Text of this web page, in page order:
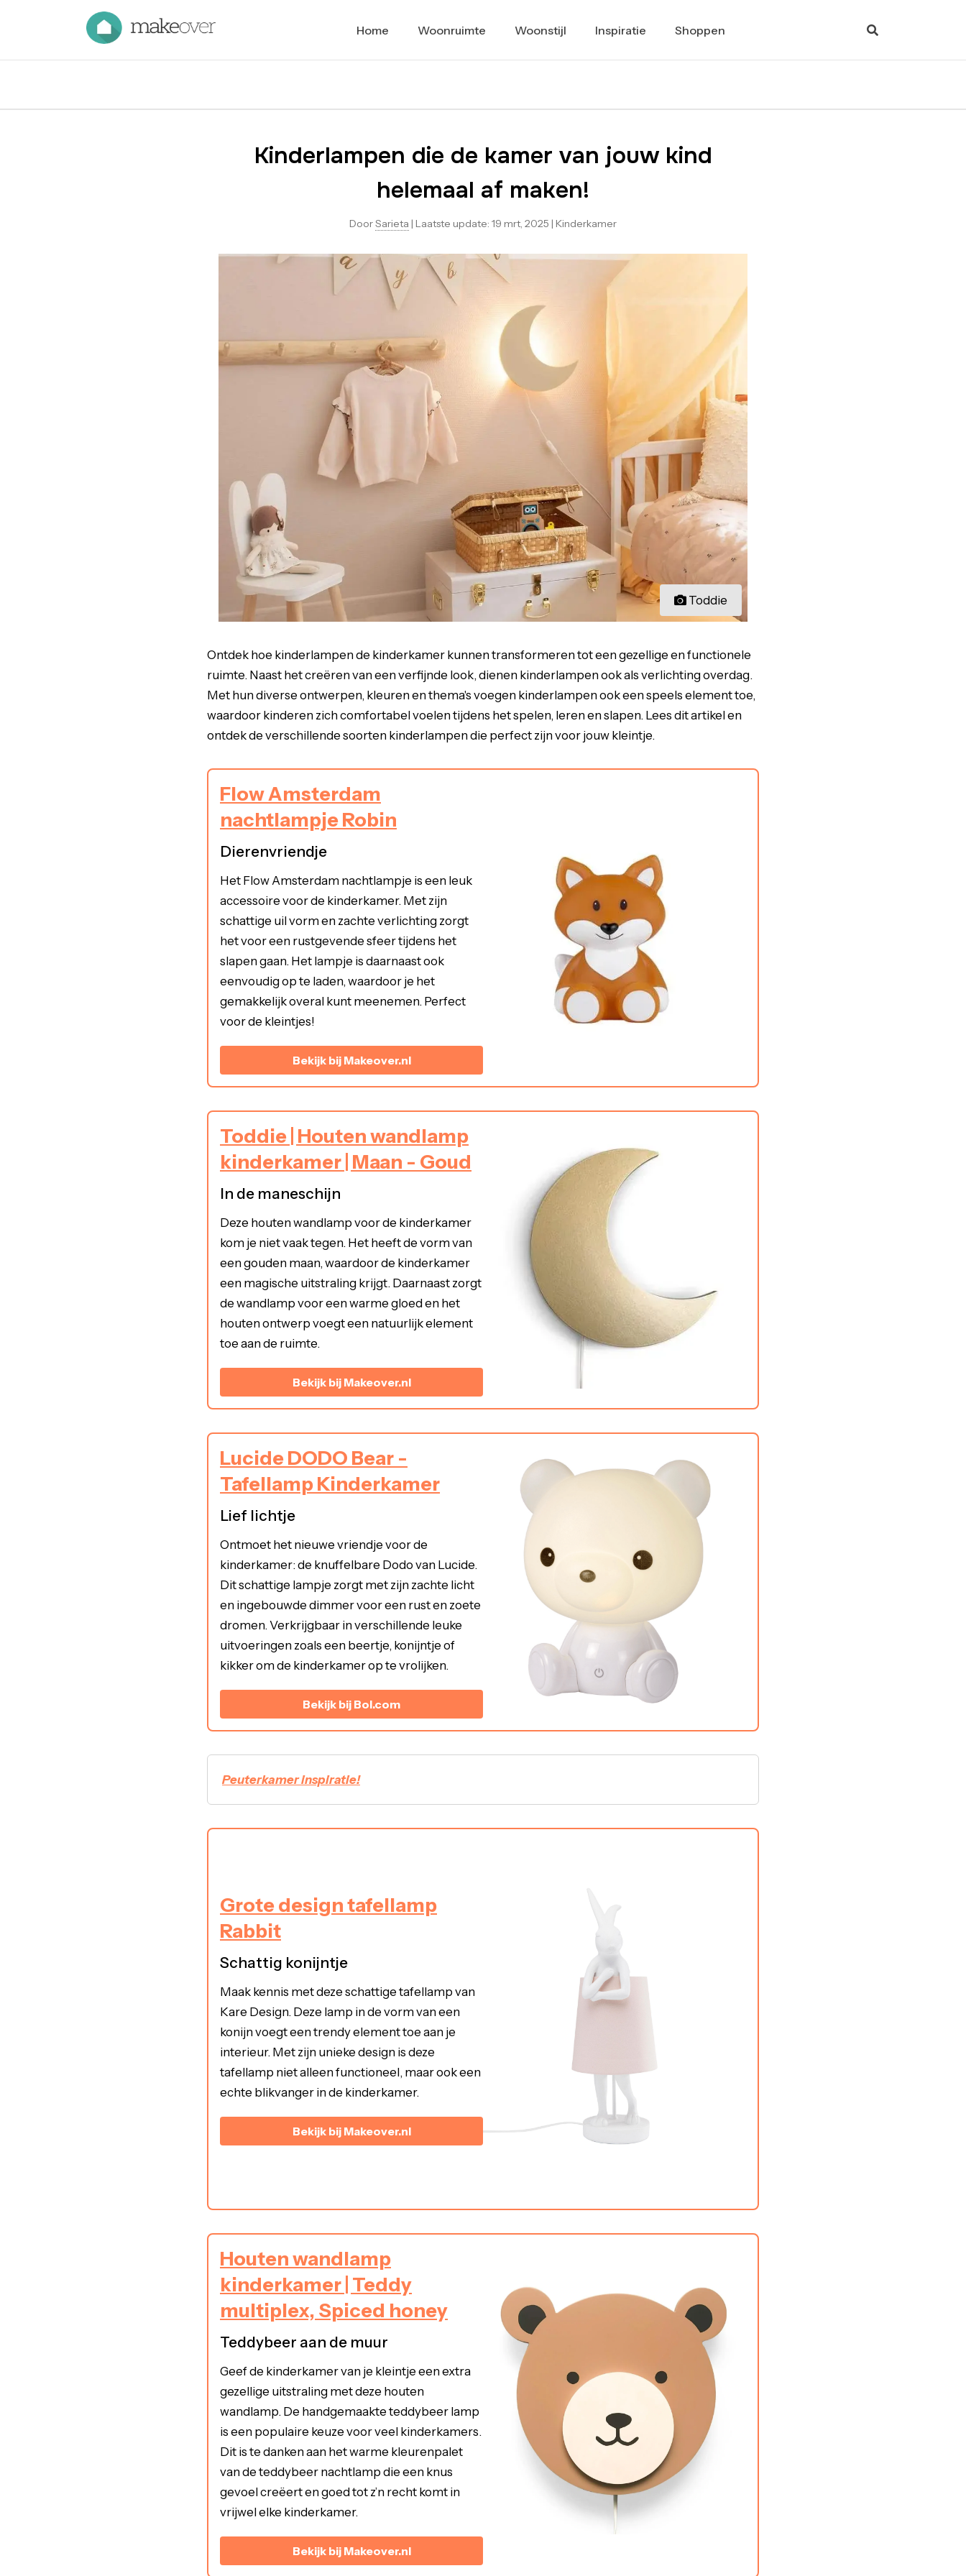
Home Woonruimte Woonstijl Inspiratie Shoppen
Kinderlampen die de kamer van jouw kind
helemaal af maken!
DoorSarieta | Laatste update: 19 mrt, 2025 | Kinderkamer
Toddie
Ontdek hoe kinderlampen de kinderkamer kunnen transformeren tot een gezellige en functionele
ruimte. Naast het creëren van een verfijnde look, dienen kinderlampen ook als verlichting overdag.
Met hun diverse ontwerpen, kleuren en thema's voegen kinderlampen ook een speels element toe,
waardoor kinderen zich comfortabel voelen tijdens het spelen, leren en slapen. Lees dit artikel en
ontdek de verschillende soorten kinderlampen die perfect zijn voor jouw kleintje.
Flow Amsterdam
nachtlampje Robin
Dierenvriendje
Het Flow Amsterdam nachtlampje is een leuk
accessoire voor de kinderkamer. Met zijn
schattige uil vorm en zachte verlichting zorgt
het voor een rustgevende sfeer tijdens het
slapen gaan. Het lampje is daarnaast ook
eenvoudig op te laden, waardoor je het
gemakkelijk overal kunt meenemen. Perfect
voor de kleintjes!
Bekijk bij Makeover.nl
Toddie | Houten wandlamp
kinderkamer | Maan - Goud
In de maneschijn
Deze houten wandlamp voor de kinderkamer
kom je niet vaak tegen. Het heeft de vorm van
een gouden maan, waardoor de kinderkamer
een magische uitstraling krijgt. Daarnaast zorgt
de wandlamp voor een warme gloed en het
houten ontwerp voegt een natuurlijk element
toe aan de ruimte.
Bekijk bij Makeover.nl
Lucide DODO Bear -
Tafellamp Kinderkamer
Lief lichtje
Ontmoet het nieuwe vriendje voor de
kinderkamer: de knuffelbare Dodo van Lucide.
Dit schattige lampje zorgt met zijn zachte licht
en ingebouwde dimmer voor een rust en zoete
dromen. Verkrijgbaar in verschillende leuke
uitvoeringen zoals een beertje, konijntje of
kikker om de kinderkamer op te vrolijken.
Bekijk bij Bol.com
Peuterkamer inspiratie!
Grote design tafellamp
Rabbit
Schattig konijntje
Maak kennis met deze schattige tafellamp van
Kare Design. Deze lamp in de vorm van een
konijn voegt een trendy element toe aan je
interieur. Met zijn unieke design is deze
tafellamp niet alleen functioneel, maar ook een
echte blikvanger in de kinderkamer.
Bekijk bij Makeover.nl
Houten wandlamp
kinderkamer | Teddy
multiplex, Spiced honey
Teddybeer aan de muur
Geef de kinderkamer van je kleintje een extra
gezellige uitstraling met deze houten
wandlamp. De handgemaakte teddybeer lamp
is een populaire keuze voor veel kinderkamers.
Dit is te danken aan het warme kleurenpalet
van de teddybeer nachtlamp die een knus
gevoel creëert en goed tot z’n recht komt in
vrijwel elke kinderkamer.
Bekijk bij Makeover.nl